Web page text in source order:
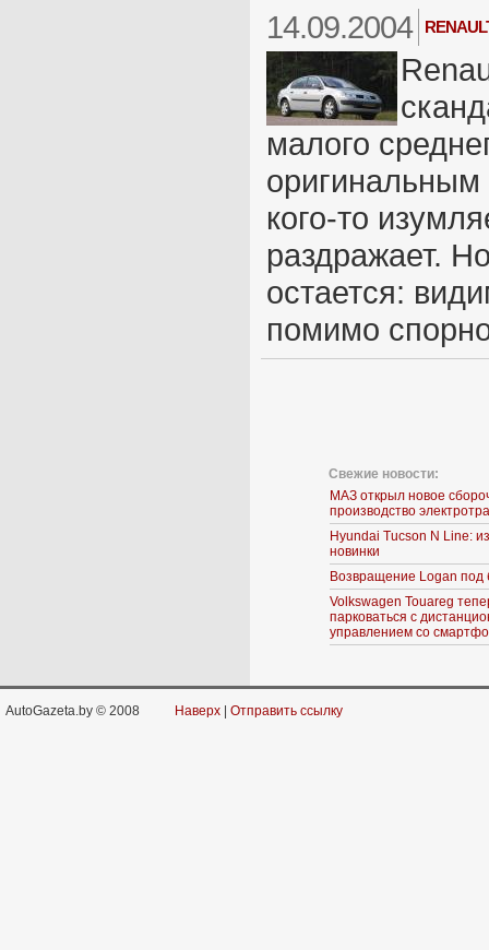
14.09.2004
малого
оригинальным
кого-то
раздражает.
остается:
помимо
Свежие новости:
МАЗ открыл новое
производство
Hyundai Tucson N Line:
новинки
Возвращение Logan под
Volkswagen Touareg
парковаться с
управлением со
AutoGazeta.by © 2008 Наверх Отправить ссылку